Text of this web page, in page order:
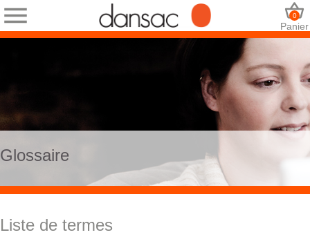
Panier
0
Glossaire
Liste de termes